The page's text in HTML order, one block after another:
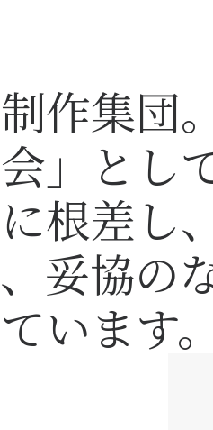
作集団
」とし
根差し
妥協の
います。